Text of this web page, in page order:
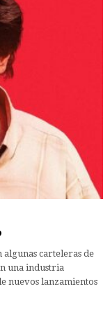
algunas carteleras de
una industria
nuevos lanzamientos